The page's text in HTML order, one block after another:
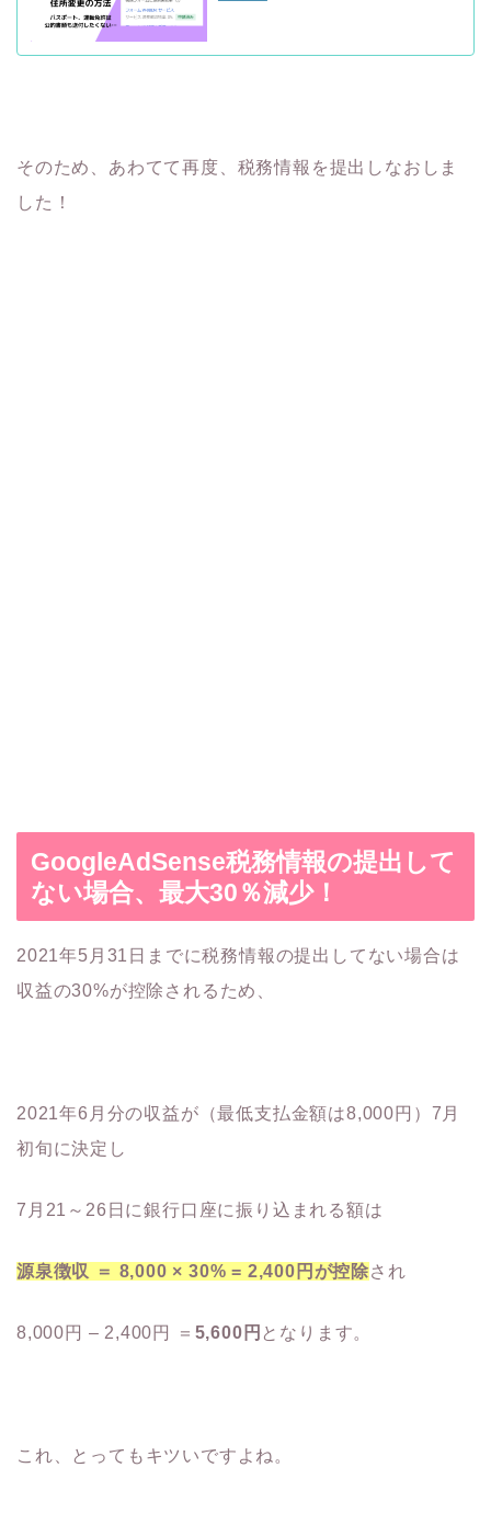
そのため、あわてて再度、税務情報を提出しなおしま
した！
GoogleAdSense税務情報の提出して
ない場合、最大30％減少！
2021年5月31日までに税務情報の提出してない場合は
収益の30%が控除されるため、
2021年6月分の収益が（最低支払金額は8,000円）7月
初旬に決定し
7月21～26日に銀行口座に振り込まれる額は
源泉徴収 ＝ 8,000 × 30% = 2,400円が控除され
8,000円 – 2,400円 ＝ 5,600円 となります。
これ、とってもキツいですよね。